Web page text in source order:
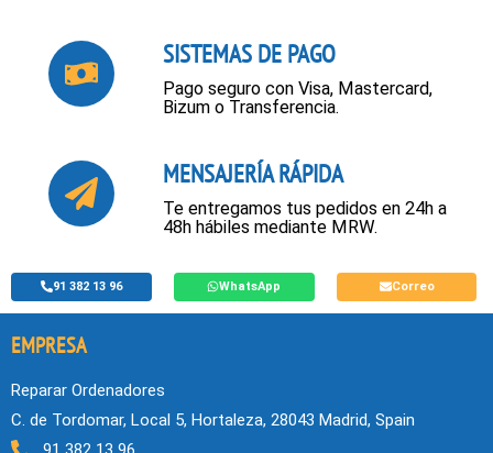
SISTEMAS DE PAGO
Pago seguro con Visa, Mastercard,
Bizum o Transferencia.
MENSAJERÍA RÁPIDA
Te entregamos tus pedidos en 24h a
48h hábiles mediante MRW.
91 382 13 96 WhatsApp Correo
EMPRESA
Reparar Ordenadores
C. de Tordomar, Local 5, Hortaleza, 28043 Madrid, Spain